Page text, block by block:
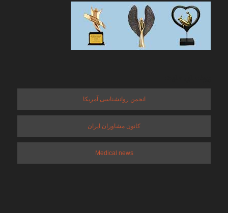
انجمن روانشناسی آمریکا
کانون مشاوران ایران
Medical news